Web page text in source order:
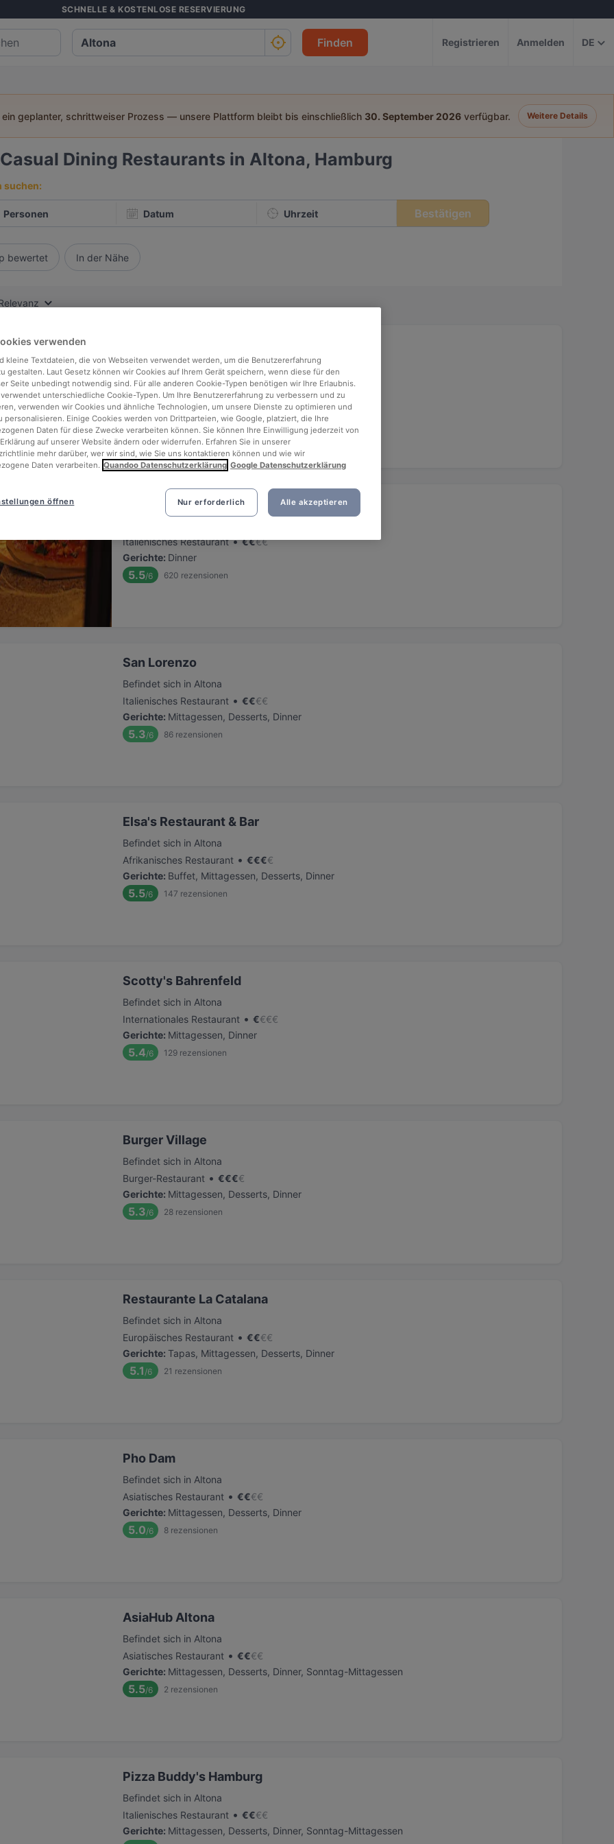
SCHNELLE & KOSTENLOSE RESERVIERUNG
Finden Registrieren Anmelden DE
geplanter, schrittweiser Prozess — unsere Plattform bleibt bis einschließlich 30. September 2026 verfügbar. Weitere Details
Casual Dining Restaurants in Altona, Hamburg
suchen:
Personen Datum Uhrzeit Bestätigen
bewertet In der Nähe
Befindet sich in Altona
Steakhaus•€€€€
Gerichte :Mittagessen, Desserts, Dinner
5.6/6 169 rezensionen
Farina meets Mehl
Italienisches Restaurant•€€€€
Gerichte: Dinner
5.5/6 620 rezensionen
San Lorenzo
Befindet sich in Altona
Italienisches Restaurant • €€€€
Gerichte: Mittagessen, Desserts, Dinner
5.3/6 86 rezensionen
Elsa's Restaurant & Bar
Befindet sich in Altona
Afrikanisches Restaurant • €€€€
Gerichte: Buffet, Mittagessen, Desserts, Dinner
5.5/6 147 rezensionen
Scotty's Bahrenfeld
Befindet sich in Altona
Internationales Restaurant • €€€€
Gerichte: Mittagessen, Dinner
5.4/6 129 rezensionen
Burger Village
Befindet sich in Altona
Burger-Restaurant • €€€€
Gerichte: Mittagessen, Desserts, Dinner
5.3/6 28 rezensionen
Restaurante La Catalana
Befindet sich in Altona
Europäisches Restaurant • €€€€
Gerichte: Tapas, Mittagessen, Desserts, Dinner
5.1 /6 21 rezensionen
Pho Dam
Befindet sich in Altona
Asiatisches Restaurant • €€€€
Gerichte: Mittagessen, Desserts, Dinner
5.0/6 8 rezensionen
AsiaHub Altona
Befindet sich in Altona
Asiatisches Restaurant • €€€€
Gerichte: Mittagessen, Desserts, Dinner, Sonntag-Mittagessen
5.5/6 2 rezensionen
Pizza Buddy's Hamburg
Befindet sich in Altona
Italienisches Restaurant • €€€€
Gerichte: Mittagessen, Desserts, Dinner, Sonntag-Mittagessen
verwenden
kleine Textdateien, die von Webseiten verwendet werden, um die Benutzererfahrung
gestalten. Laut Gesetz können wir Cookies auf Ihrem Gerät speichern, wenn diese für den
Seite unbedingt notwendig sind. Für alle anderen Cookie-Typen benötigen wir Ihre Erlaubnis.
unterschiedliche Cookie-Typen. Um Ihre Benutzererfahrung zu verbessern und zu
verwenden wir Cookies und ähnliche Technologien, um unsere Dienste zu optimieren und
personalisieren. Einige Cookies werden von Drittparteien, wie Google, platziert, die Ihre
Daten für diese Zwecke verarbeiten können. Sie können Ihre Einwilligung jederzeit von
auf unserer Website ändern oder widerrufen. Erfahren Sie in unserer
mehr darüber, wer wir sind, wie Sie uns kontaktieren können und wie wir
Daten verarbeiten. Quandoo Datenschutzerklärung Google Datenschutzerklärung
Nur erforderlich Alle akzeptieren
öffnen